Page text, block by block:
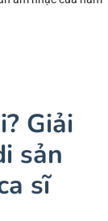
Giải
sản
sĩ